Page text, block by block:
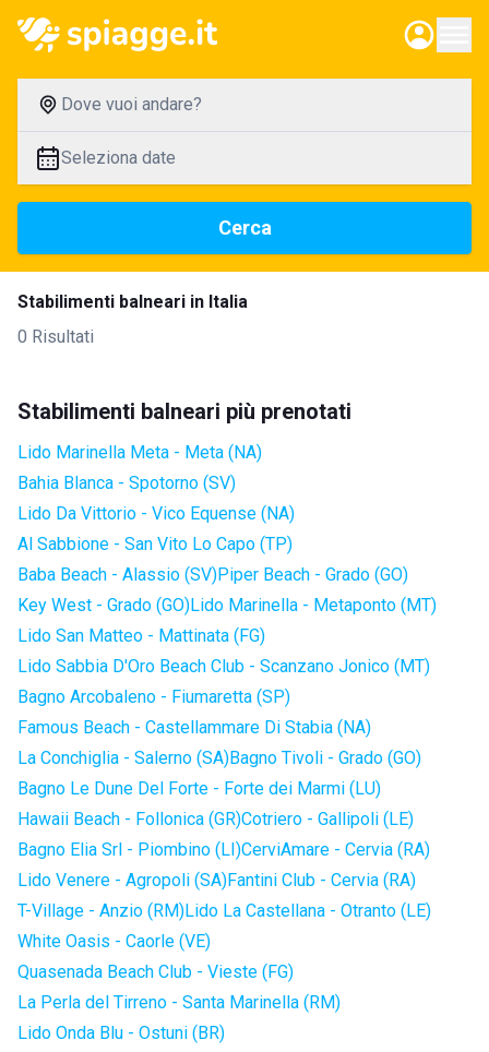
Dove vuoi andare?
Seleziona date
Cerca
Stabilimenti balneari in Italia
0 Risultati
Stabilimenti balneari più prenotati
Lido Marinella Meta - Meta (NA)
Bahia Blanca - Spotorno (SV)
Lido Da Vittorio - Vico Equense (NA)
Al Sabbione - San Vito Lo Capo (TP)
Baba Beach - Alassio (SV)Piper Beach - Grado (GO)
Key West - Grado (GO)Lido Marinella - Metaponto (MT)
Lido San Matteo - Mattinata (FG)
Lido Sabbia D'Oro Beach Club - Scanzano Jonico (MT)
Bagno Arcobaleno - Fiumaretta (SP)
Famous Beach - Castellammare Di Stabia (NA)
La Conchiglia - Salerno (SA)Bagno Tivoli - Grado (GO)
Bagno Le Dune Del Forte - Forte dei Marmi (LU)
Hawaii Beach - Follonica (GR)Cotriero - Gallipoli (LE)
Bagno Elia Srl - Piombino (LI)CerviAmare - Cervia (RA)
Lido Venere - Agropoli (SA)Fantini Club - Cervia (RA)
T-Village - Anzio (RM)Lido La Castellana - Otranto (LE)
White Oasis - Caorle (VE)
Quasenada Beach Club - Vieste (FG)
La Perla del Tirreno - Santa Marinella (RM)
Lido Onda Blu - Ostuni (BR)